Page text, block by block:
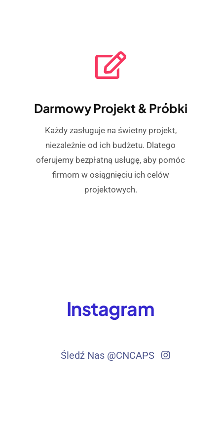
Darmowy Projekt & Próbki
Każdy zasługuje na świetny projekt,
niezależnie od ich budżetu. Dlatego
oferujemy bezpłatną usługę, aby pomóc
firmom w osiągnięciu ich celów
projektowych.
Instagram
Śledź Nas @CNCAPS